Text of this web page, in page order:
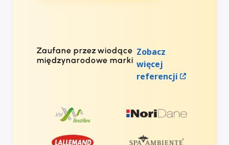
Zaufane przez wiodące
międzynarodowe marki
Zobacz
więcej
referencji